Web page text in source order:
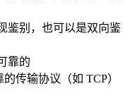
鉴别，也可以是双向鉴
靠的
传输协议（如 TCP）